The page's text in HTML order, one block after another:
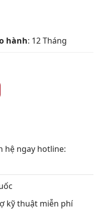
hành: 12 Tháng
hệ ngay hotline:
kỹ thuật miễn phí